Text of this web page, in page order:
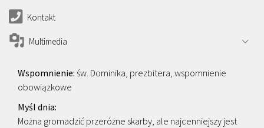
Kontakt
Multimedia
św. Dominika, prezbitera, wspomnienie
obowiązkowe
Można gromadzić przeróżne skarby, ale najcenniejszy jest